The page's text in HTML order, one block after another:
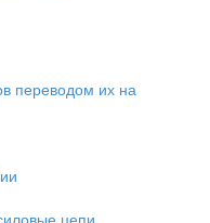
переводом их на
цепи